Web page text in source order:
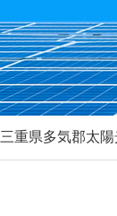
三重県多気郡太